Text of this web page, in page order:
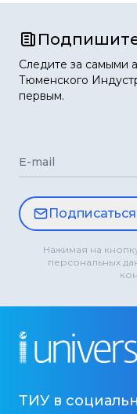
Следите за самыми
Тюменского
первым.
E-mail
Подписаться
Нажимая на
персональных
ТИУ в